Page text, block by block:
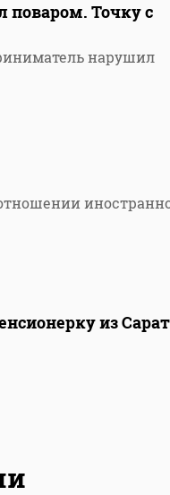
поваром. Точку с
нарушил
из